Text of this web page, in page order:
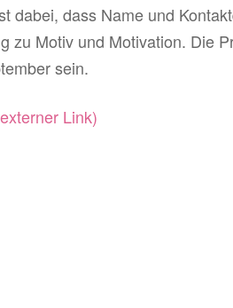
dabei, dass Name und
zu Motiv und Motivation. Die
sein.
Link)